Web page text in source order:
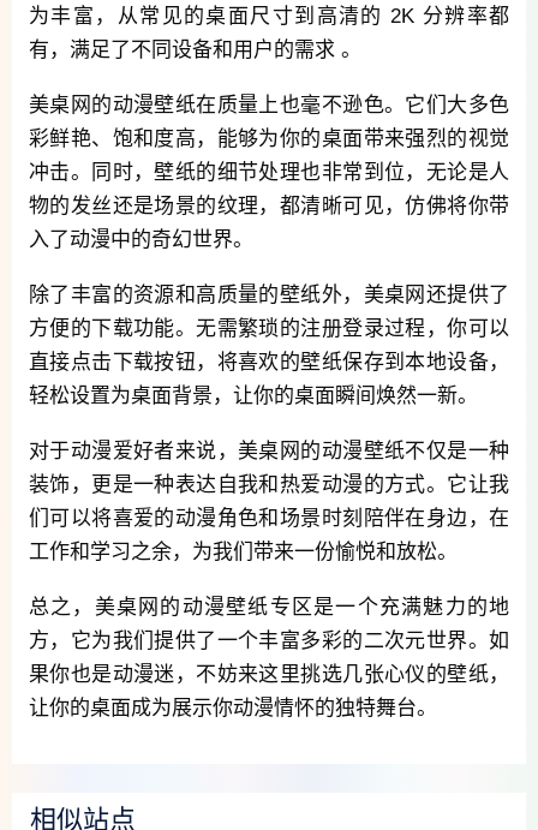
为丰富，从常见的桌面尺寸到高清的 2K 分辨率都
有，满足了不同设备和用户的需求 。
美桌网的动漫壁纸在质量上也毫不逊色。它们大多色
彩鲜艳、饱和度高，能够为你的桌面带来强烈的视觉
冲击。同时，壁纸的细节处理也非常到位，无论是人
物的发丝还是场景的纹理，都清晰可见，仿佛将你带
入了动漫中的奇幻世界。
除了丰富的资源和高质量的壁纸外，美桌网还提供了
方便的下载功能。无需繁琐的注册登录过程，你可以
直接点击下载按钮，将喜欢的壁纸保存到本地设备，
轻松设置为桌面背景，让你的桌面瞬间焕然一新。
对于动漫爱好者来说，美桌网的动漫壁纸不仅是一种
装饰，更是一种表达自我和热爱动漫的方式。它让我
们可以将喜爱的动漫角色和场景时刻陪伴在身边，在
工作和学习之余，为我们带来一份愉悦和放松。
总之，美桌网的动漫壁纸专区是一个充满魅力的地
方，它为我们提供了一个丰富多彩的二次元世界。如
果你也是动漫迷，不妨来这里挑选几张心仪的壁纸，
让你的桌面成为展示你动漫情怀的独特舞台。
相似站点